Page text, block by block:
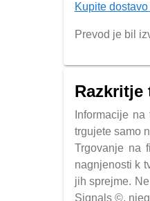
Kupite
Prevod je bil
Razkritje
Informacije
trgujete samo
Trgovanje na
nagnjenosti k
jih sprejme.
Signals ©,